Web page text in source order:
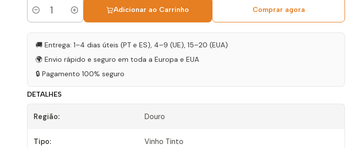
Quantidade
Adicionar ao Carrinho Comprar agora
🚚 Entrega: 1–4 dias úteis (PT e ES), 4–9 (UE), 15–20 (EUA)
🌍 Envio rápido e seguro em toda a Europa e EUA
🔒 Pagamento 100% seguro
DETALHES
Região: Douro
Tipo: Vinho Tinto